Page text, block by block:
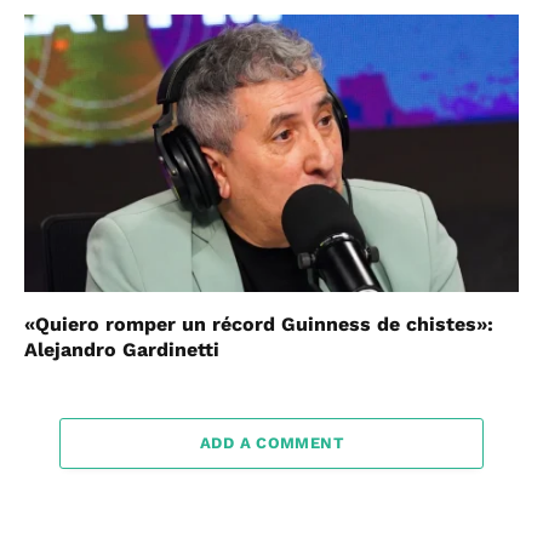
«Quiero romper un récord Guinness de chistes»:
Alejandro Gardinetti
ADD A COMMENT